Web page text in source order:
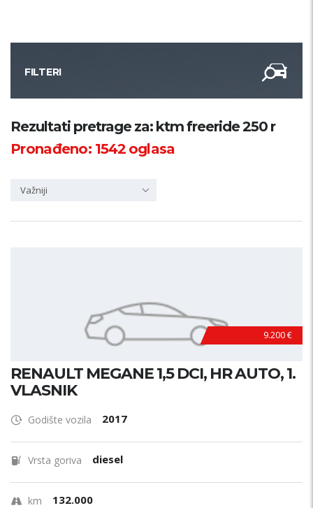
FILTERI
Kategorija
PRETRAŽI
Rezultati pretrage za: ktm freeride 250 r
Pronađeno: 1542oglasa
Važniji
9.200 €
RENAULT MEGANE 1,5 DCI, HR AUTO, 1.
VLASNIK
Godište vozila 2017
Vrsta goriva diesel
km 132.000